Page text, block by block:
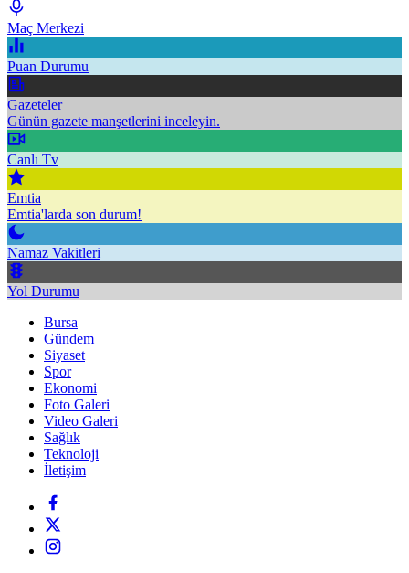
Maç Merkezi
Puan Durumu
Gazeteler
Günün gazete manşetlerini inceleyin.
Canlı Tv
Emtia
Emtia'larda son durum!
Namaz Vakitleri
Yol Durumu
Bursa
Gündem
Siyaset
Spor
Ekonomi
Foto Galeri
Video Galeri
Sağlık
Teknoloji
İletişim